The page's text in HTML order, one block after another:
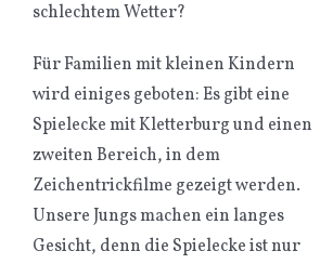
schlechtem Wetter?
Für Familien mit kleinen Kindern
wird einiges geboten: Es gibt eine
Spielecke mit Kletterburg und einen
zweiten Bereich, in dem
Zeichentrickfilme gezeigt werden.
Unsere Jungs machen ein langes
Gesicht, denn die Spielecke ist nur